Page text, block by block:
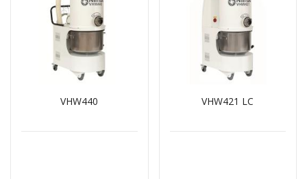
VHW440 VHW421 LC